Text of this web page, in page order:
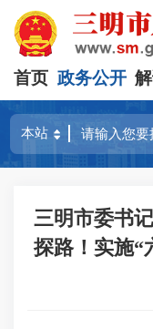
首页 政务公开
三明市委书
探路！实施“